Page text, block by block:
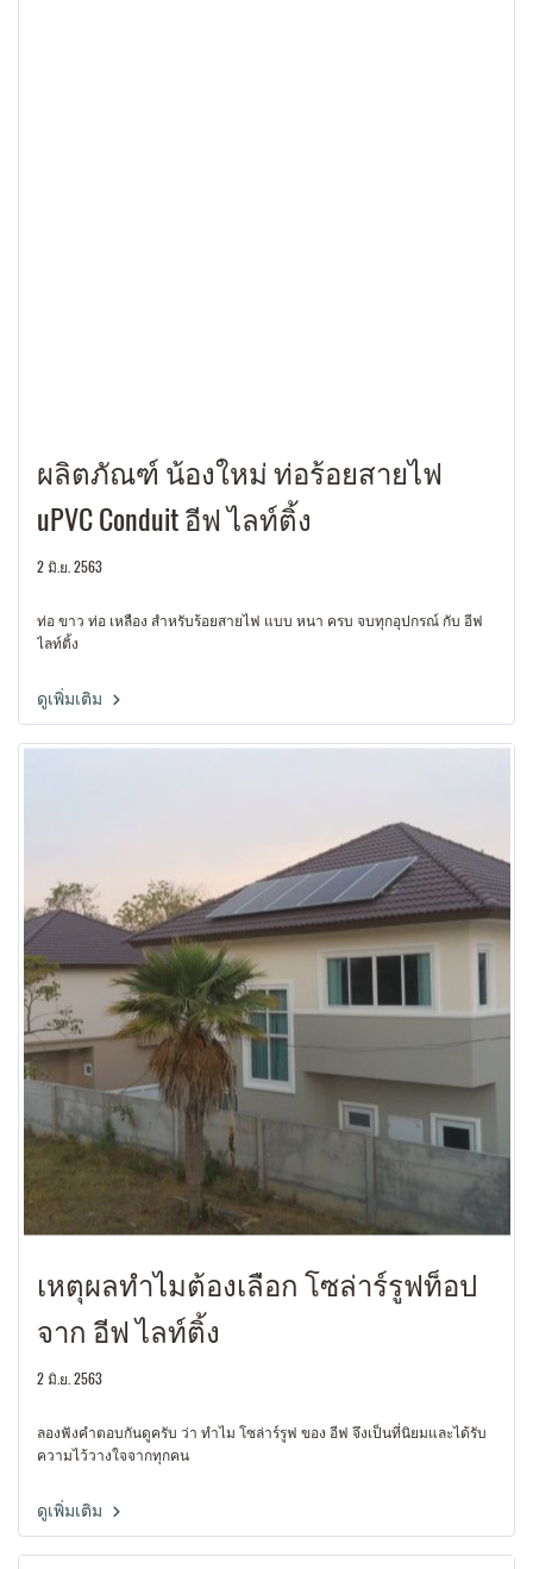
ผลิตภัณฑ์ น้องใหม่ ท่อร้อยสายไฟ
uPVC Conduit อีฟ ไลท์ติ้ง
2 มิ.ย. 2563
ท่อ ขาว ท่อ เหลือง สำหรับร้อยสายไฟ แบบ หนา ครบ จบทุกอุปกรณ์ กับ อีฟ
ไลท์ติ้ง
ดูเพิ่มเติม
เหตุผลทำไมต้องเลือก โซล่าร์รูฟท็อป
จาก อีฟ ไลท์ติ้ง
2 มิ.ย. 2563
ลองฟังคำตอบกันดูครับ ว่า ทำไม โซล่าร์รูฟ ของ อีฟ จึงเป็นที่นิยมและได้รับ
ความไว้วางใจจากทุกคน
ดูเพิ่มเติม